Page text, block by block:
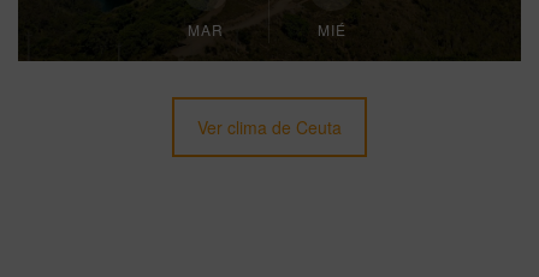
MAR MIÉ
Ver clima de Ceuta